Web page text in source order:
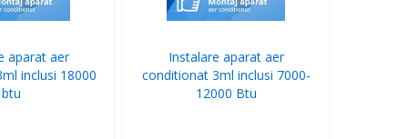
aparat aer
inclusi 18000
btu
Instalare aparat aer
conditionat 3ml inclusi 7000-
12000 Btu